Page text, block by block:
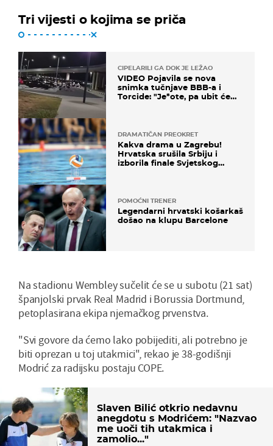
Tri vijesti o kojima se priča
CIPELARILI GA DOK JE LEŽAO
VIDEO Pojavila se nova
snimka tučnjave BBB-a i
Torcide: "Je*ote, pa ubit će
DRAMATIČAN PREOKRET
Kakva drama u Zagrebu!
Hrvatska srušila Srbiju i
izborila finale Svjetskog
POMOĆNI TRENER
Legendarni hrvatski košarkaš
došao na klupu Barcelone
Na stadionu Wembley sučelit će se u subotu (21 sat)
španjolski prvak Real Madrid i Borussia Dortmund,
petoplasirana ekipa njemačkog prvenstva.
"Svi govore da ćemo lako pobijediti, ali potrebno je
biti oprezan u toj utakmici", rekao je 38-godišnji
Modrić za radijsku postaju COPE.
Slaven Bilić otkrio nedavnu
anegdotu s Modrićem: "Nazvao
me uoči tih utakmica i
zamolio..."